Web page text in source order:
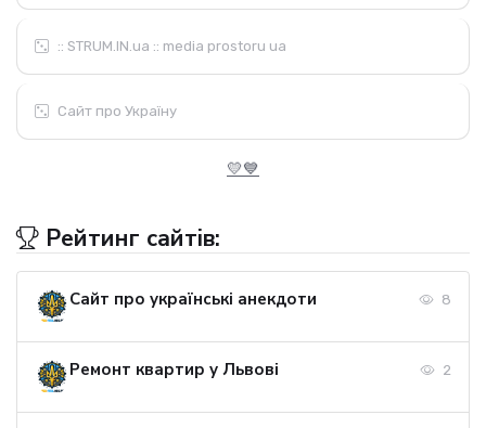
:: STRUM.IN.ua :: media prostoru ua
Сайт про Україну
💛💙
Рейтинг сайтів:
Сайт про українські анекдоти 8
Ремонт квартир у Львові 2